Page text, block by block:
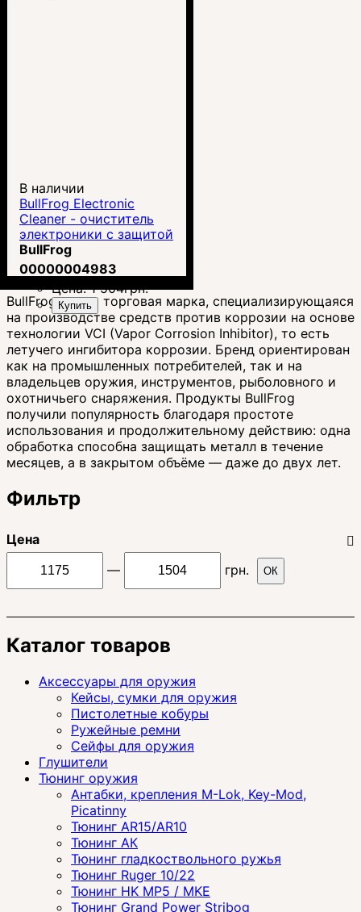
В наличии
BullFrog Electronic
Cleaner - очиститель
электроники с защитой
от окисления 170мл
BullFrog
00000004983
Цена:1 504грн.
Купить
BullFrog — это торговая марка, специализирующаяся
на производстве средств против коррозии на основе
технологии VCI (Vapor Corrosion Inhibitor), то есть
летучего ингибитора коррозии. Бренд ориентирован
как на промышленных потребителей, так и на
владельцев оружия, инструментов, рыболовного и
охотничьего снаряжения. Продукты BullFrog
получили популярность благодаря простоте
использования и продолжительному действию: одна
обработка способна защищать металл в течение
месяцев, а в закрытом объёме — даже до двух лет.
Фильтр
Цена
—
грн. ОК
Каталог товаров
Аксессуары для оружия
Кейсы, сумки для оружия
Пистолетные кобуры
Ружейные ремни
Сейфы для оружия
Глушители
Тюнинг оружия
Антабки, крепления M-Lok, Key-Mod,
Picatinny
Тюнинг AR15/AR10
Тюнинг АК
Тюнинг гладкоствольного ружья
Тюнинг Ruger 10/22
Тюнинг HK MP5 / MKE
Тюнинг Grand Power Stribog